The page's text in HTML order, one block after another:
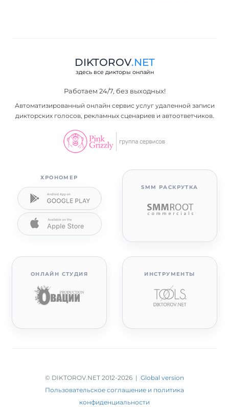
DIKTOROV.NET
здесь все дикторы онлайн
Работаем 24/7, без выходных!
Автоматизированный онлайн сервис услуг удаленной записи
дикторских голосов, рекламных сценариев и автоответчиков.
ХРОНОМЕР
SMM РАСКРУТКА
ОНЛАЙН СТУДИЯ ИНСТРУМЕНТЫ
© DIKTOROV.NET 2012-2026 | Global version
Пользовательское соглашение и политика
конфиденциальности